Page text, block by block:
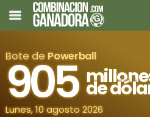
Bote de Powerball
905 de
Lunes, 10 agosto 2026